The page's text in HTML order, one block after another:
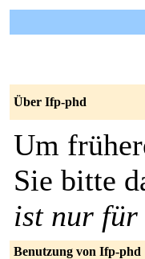
Über Ifp-phd
Um
Sie bitte
ist nur für
Benutzung von Ifp-phd